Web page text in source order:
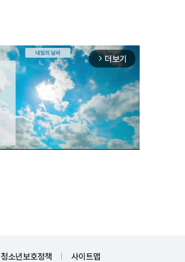
arrow_forward_ios 더보기
청소년보호정책 사이트맵